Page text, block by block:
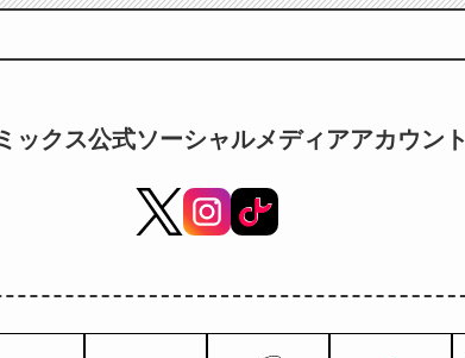
ックス公式ソーシャルメディアアカウント